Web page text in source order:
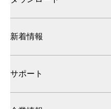
新着情報
サポート